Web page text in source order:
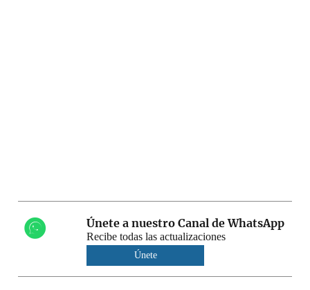
Únete a nuestro Canal de WhatsApp
Recibe todas las actualizaciones
Únete